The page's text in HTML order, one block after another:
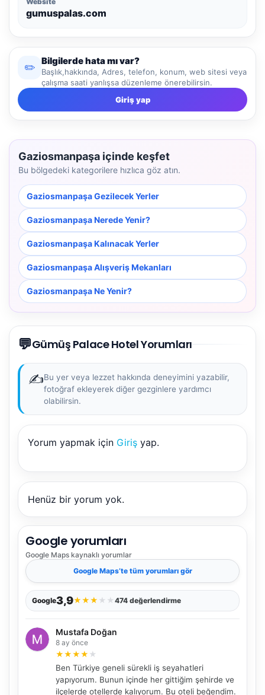
gumuspalas.com
✏️
Bilgilerde hata mı var?
Başlık,hakkında, Adres, telefon, konum, web sitesi veya
çalışma saati yanlışsa düzenleme önerebilirsin.
Giriş yap
Gaziosmanpaşa içinde keşfet
Bu bölgedeki kategorilere hızlıca göz atın.
Gaziosmanpaşa Gezilecek Yerler
Gaziosmanpaşa Nerede Yenir?
Gaziosmanpaşa Kalınacak Yerler
Gaziosmanpaşa Alışveriş Mekanları
Gaziosmanpaşa Ne Yenir?
💬Gümüş Palace Hotel Yorumları
✍️Bu yer veya lezzet hakkında deneyimini yazabilir,
fotoğraf ekleyerek diğer gezginlere yardımcı
olabilirsin.
Yorum yapmak için Giriş yap.
Henüz bir yorum yok.
Google yorumları
Google Maps kaynaklı yorumlar
Google Maps’te tüm yorumları gör
Google3,9★★★ ★ ★ 474 değerlendirme
Mustafa Doğan
8 ay önce
★★★★ ★
Ben Türkiye geneli sürekli iş seyahatleri
yapıyorum. Bunun içinde her gittiğim şehirde ve
ilçelerde otellerde kalıyorum. Bu oteli beğendim.